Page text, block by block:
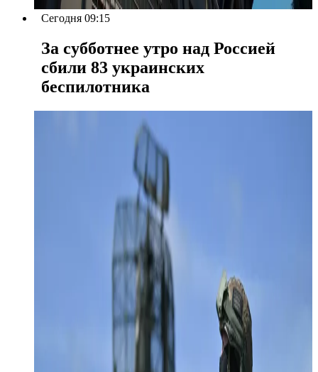
Сегодня 09:15
За субботнее утро над Россией
сбили 83 украинских
беспилотника